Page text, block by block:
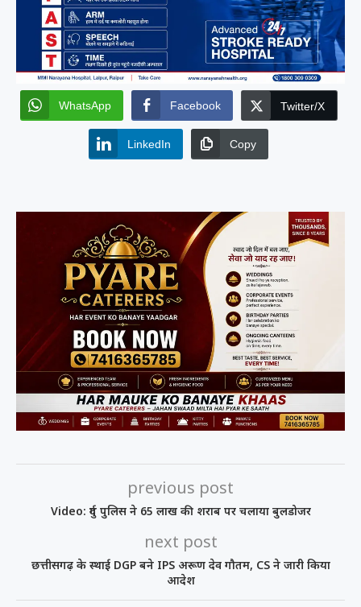
WhatsApp Facebook Twitter/X
LinkedIn Copy
previous post
Video: दुर्ग पुलिस ने 65 लाख की शराब पर चलाया बुलडोजर
next post
छत्तीसगढ़ के स्थाई DGP बने IPS अरूण देव गौतम, CS ने जारी किया
आदेश